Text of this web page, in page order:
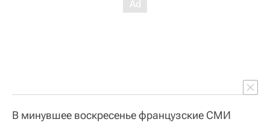
В минувшее воскресенье французские СМИ